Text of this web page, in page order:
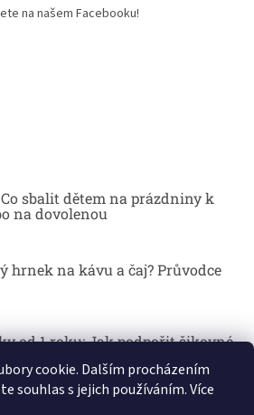
cookie. Dalším procházením
souhlas s jejich používáním. Více
na našem Facebooku!
sbalit dětem na prázdniny k
na dovolenou
hrnek na kávu a čaj? Průvodce
od 1 roku: Jak podpořit šikovné